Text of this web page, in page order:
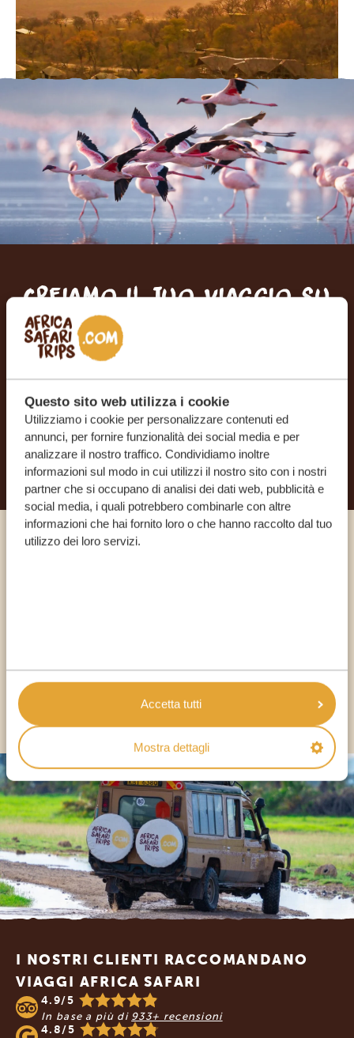
Questo sito web utilizza i cookie
Utilizziamo i cookie per personalizzare contenuti ed
annunci, per fornire funzionalità dei social media e per
analizzare il nostro traffico. Condividiamo inoltre
informazioni sul modo in cui utilizzi il nostro sito con i nostri
partner che si occupano di analisi dei dati web, pubblicità e
social media, i quali potrebbero combinarle con altre
informazioni che hai fornito loro o che hanno raccolto dal tuo
utilizzo dei loro servizi.
Accetta tutti
Mostra dettagli
Creiamo il tuo viaggio su
RICEVI UN PREVENTIVO GRATUITO E SENZA
IMPEGNO
INIZIA A PIANIFICARE IL VIAGGIO DEI TUOI
SOGNI
ALTRI PAESI
Footer
I NOSTRI CLIENTI RACCOMANDANO
VIAGGI AFRICA SAFARI
4.9/5
In base a più di 933+ recensioni
4.8/5